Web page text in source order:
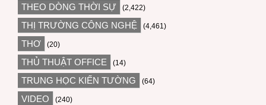
THEO DÒNG THỜI SỰ (2,422)
THỊ TRƯỜNG CÔNG NGHỆ (4,461)
THƠ (20)
THỦ THUẬT OFFICE (14)
TRUNG HỌC KIẾN TƯỜNG (64)
VIDEO (240)